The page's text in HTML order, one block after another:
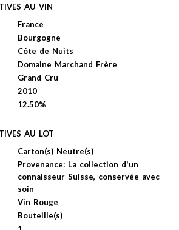
AU VIN
France
Bourgogne
Côte de Nuits
Domaine Marchand Frère
Grand Cru
2010
12.50%
AU LOT
Carton(s) Neutre(s)
Provenance: La collection d'un
connaisseur Suisse, conservée avec
soin
Vin Rouge
Bouteille(s)